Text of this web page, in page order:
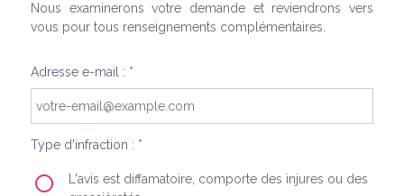
Nous examinerons votre demande et reviendrons vers
vous pour tous renseignements complémentaires.
Adresse e-mail : *
Type d'infraction : *
L'avis est diffamatoire, comporte des injures ou des